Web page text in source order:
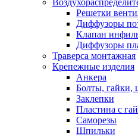
Решетки
Диффузоры
Клапан
Диффузоры
Траверса монтажная
Крепежные изделия
Анкера
Болты, гайки,
Заклепки
Пластина с
Саморезы
Шпильки